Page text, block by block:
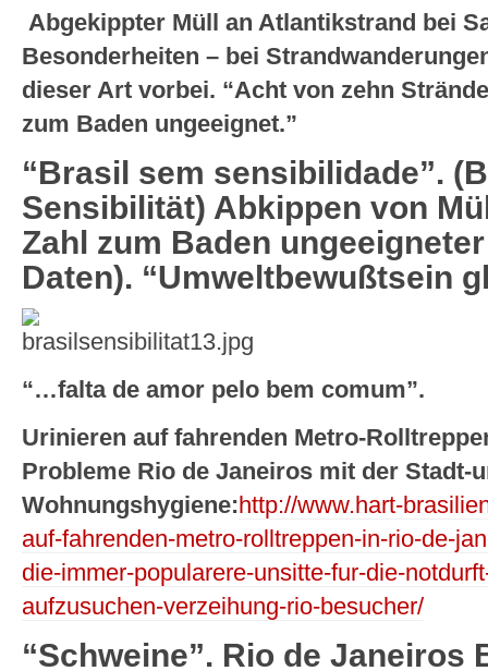
Abgekippter Müll an Atlantikstrand bei
Besonderheiten – bei
dieser Art vorbei. “Acht von zehn
zum Baden ungeeignet.”
“Brasil sem sensibilidade”.
Sensibilität) Abkippen von
Zahl zum Baden
Daten). “Umweltbewußtsein
“…falta de amor pelo bem comum”.
Urinieren auf fahrenden Metro-
Probleme Rio de Janeiros mit der Stadt-
Wohnungshygiene:http://www.hart-
auf-fahrenden-metro-rolltreppen-in-rio-de-
die-immer-popularere-unsitte-fur-die-
aufzusuchen-verzeihung-rio-besucher/
“Schweine”. Rio de Janeiros